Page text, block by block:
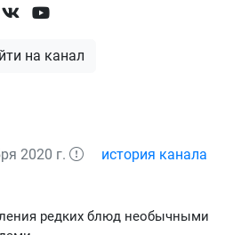
на канал
2020 г. история канала
редких блюд необычными